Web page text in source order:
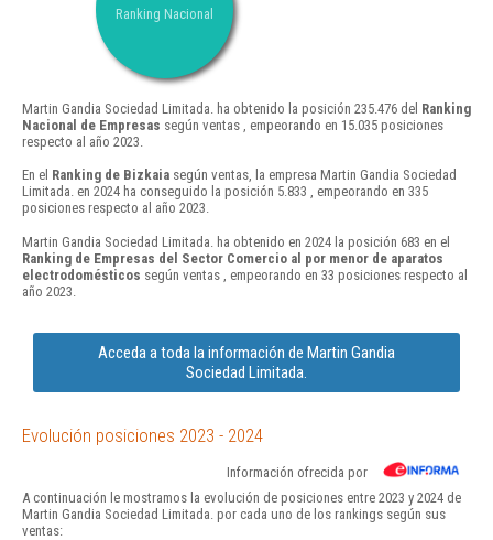
Ranking Nacional
Martin Gandia Sociedad Limitada. ha obtenido la posición 235.476 del Ranking
Nacional de Empresas según ventas , empeorando en 15.035 posiciones
respecto al año 2023.
En el Ranking de Bizkaia según ventas, la empresa Martin Gandia Sociedad
Limitada. en 2024 ha conseguido la posición 5.833 , empeorando en 335
posiciones respecto al año 2023.
Martin Gandia Sociedad Limitada. ha obtenido en 2024 la posición 683 en el
Ranking de Empresas del Sector Comercio al por menor de aparatos
electrodomésticos según ventas , empeorando en 33 posiciones respecto al
año 2023.
Acceda a toda la información de Martin Gandia
Sociedad Limitada.
Evolución posiciones 2023 - 2024
Información ofrecida por
A continuación le mostramos la evolución de posiciones entre 2023 y 2024 de
Martin Gandia Sociedad Limitada. por cada uno de los rankings según sus
ventas: